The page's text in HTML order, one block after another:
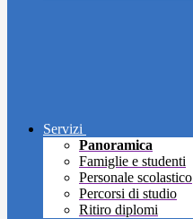
Servizi
Panoramica
Famiglie e studenti
Personale scolastico
Percorsi di studio
Ritiro diplomi